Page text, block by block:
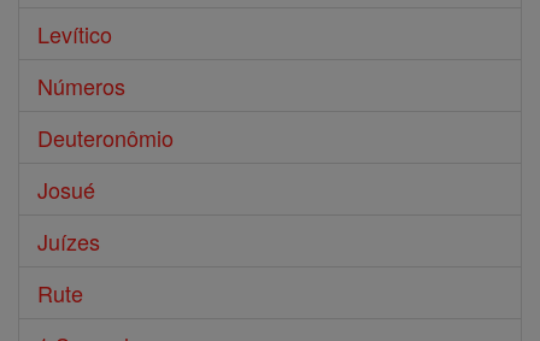
Levítico
Números
Deuteronômio
Josué
Juízes
Rute